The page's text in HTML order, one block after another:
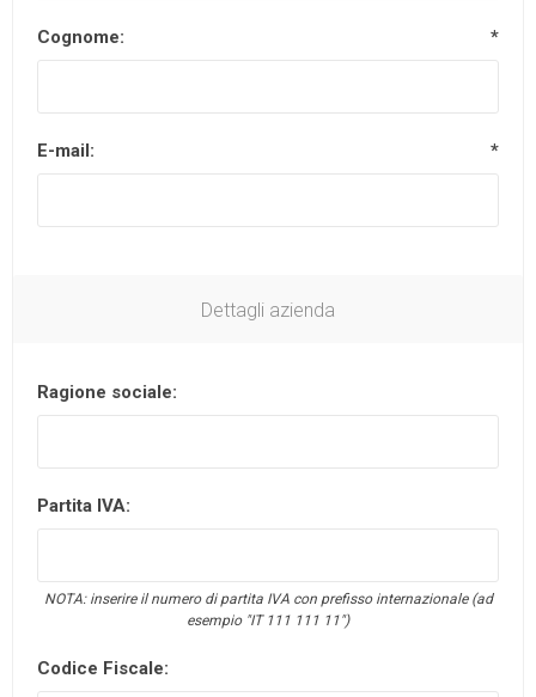
Cognome: *
E-mail: *
Dettagli azienda
Ragione sociale:
Partita IVA:
NOTA: inserire il numero di partita IVA con prefisso internazionale (ad
esempio "IT 111 111 11")
Codice Fiscale: